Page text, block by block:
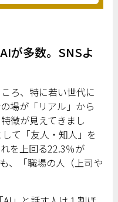
が多数。SNSよ
ろ、特に若い世代に
場が「リアル」から
徴が見えてきまし
て「友人・知人」を
を上回る22.3％が
、「職場の人（上司や